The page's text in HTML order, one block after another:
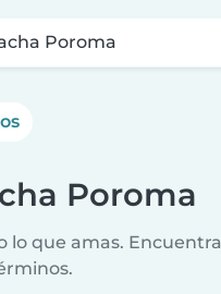
Poroma
Poroma
lo que amas. Encuentra